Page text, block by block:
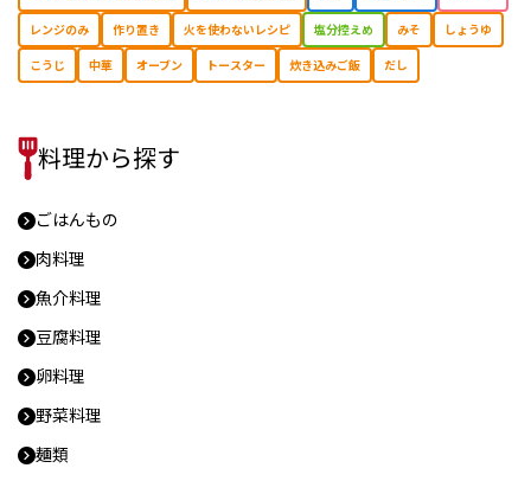
レンジのみ
作り置き ⽕を使わないレシピ 塩分控えめ みそ
しょうゆ
こうじ
中華 オーブン トースター 炊き込みご飯 だし
料理から探す
ごはんもの
肉料理
魚介料理
豆腐料理
卵料理
野菜料理
麺類